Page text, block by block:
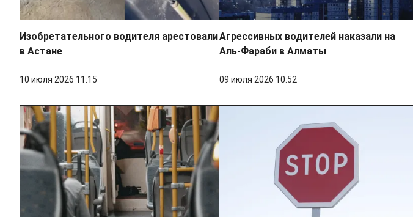
Изобретательного водителя арестовали
в Астане
10 июля 2026 11:15
Агрессивных водителей наказали на
Аль-Фараби в Алматы
09 июля 2026 10:52